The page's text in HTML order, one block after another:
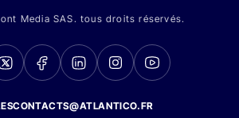
Media SAS. tous droits réservés.